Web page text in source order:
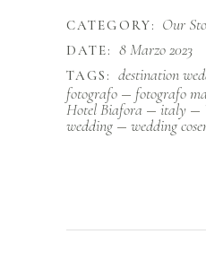
CATEGORY: Our
DATE: 8 Marzo 2023
TAGS:
destination
fotografo
fotografo
Hotel Biafora
italy
wedding
wedding